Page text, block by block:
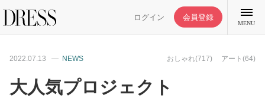
ログイン 会員登録
MENU
2022.07.13 NEWS おしゃれ(717) アート(64)
大人気プロジェクト